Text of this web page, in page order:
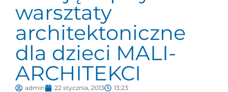
warsztaty
architektoniczne
dla dzieci MALI-
ARCHITEKCI
admin 22 stycznia, 2013 13:23